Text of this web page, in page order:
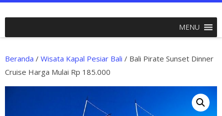
MENU
Beranda / Wisata Kapal Pesiar Bali / Bali Pirate Sunset Dinner
Cruise Harga Mulai Rp 185.000